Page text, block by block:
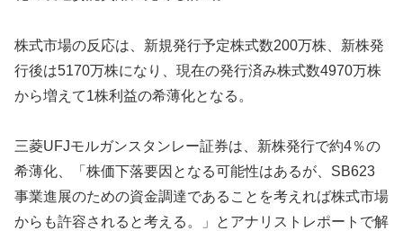
株式市場の反応は、新規発行予定株式数200万株、新株発
行後は5170万株になり、現在の発行済み株式数4970万株
から増えて1株利益の希薄化となる。
三菱UFJモルガンスタンレー証券は、新株発行で約4％の
希薄化、「株価下落要因となる可能性はあるが、SB623
事業進展のための資金調達であることを考えれば株式市場
からも許容されると考える。」とアナリストレポートで解